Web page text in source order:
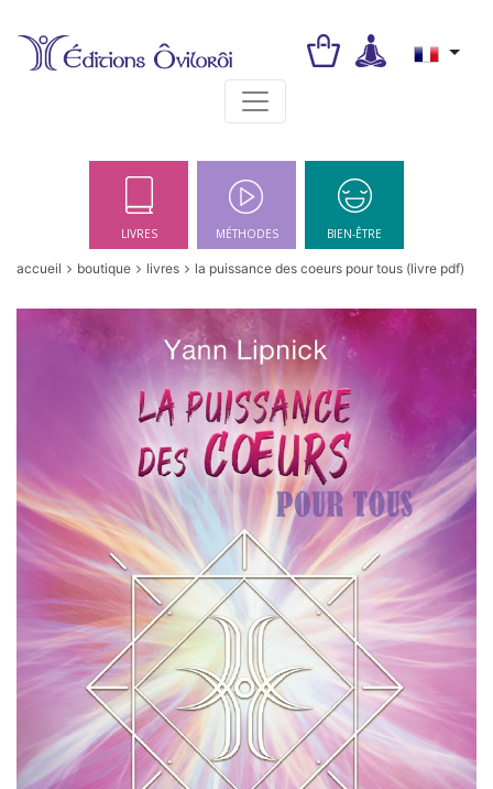
Toggle navigation
LIVRES MÉTHODES BIEN-ÊTRE
accueil boutique livres la puissance des coeurs pour tous (livre pdf)